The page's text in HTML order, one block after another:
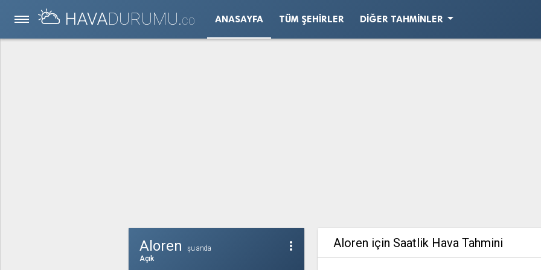
HAVADURUMU.CO ANASAYFA TÜM ŞEHIRLER DIĞER TAHMINLERarrow_drop_down
more_vert
Aloren
şu anda
Açık
Aloren için Saatlik Hava Tahmini